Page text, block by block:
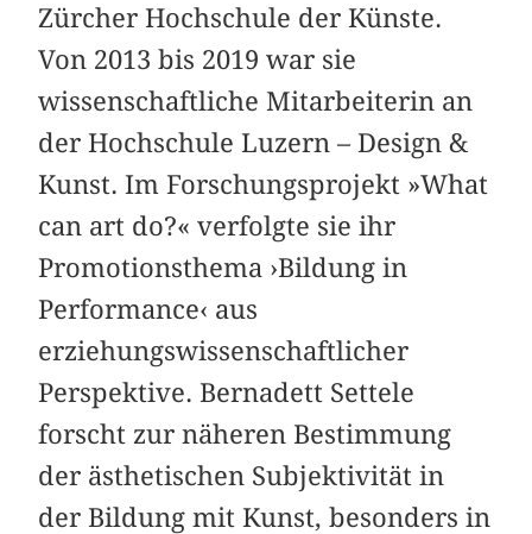
Zürcher Hochschule der Künste.
Von 2013 bis 2019 war sie
wissenschaftliche Mitarbeiterin an
der Hochschule Luzern – Design &
Kunst. Im Forschungsprojekt »What
can art do?« verfolgte sie ihr
Promotionsthema ›Bildung in
Performance‹ aus
erziehungswissenschaftlicher
Perspektive. Bernadett Settele
forscht zur näheren Bestimmung
der ästhetischen Subjektivität in
der Bildung mit Kunst, besonders in